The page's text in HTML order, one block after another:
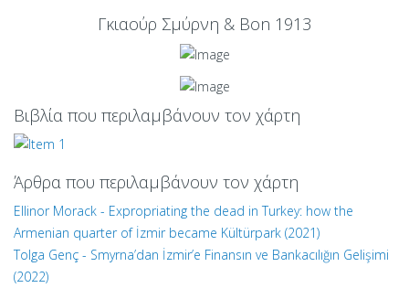
Γκιαούρ Σμύρνη & Bon 1913
Βιβλία που περιλαμβάνουν τον χάρτη
Άρθρα που περιλαμβάνουν τον χάρτη
Ellinor Morack - Expropriating the dead in Turkey: how the
Armenian quarter of İzmir became Kültürpark (2021)
Tolga Genç - Smyrna’dan İzmir’e Finansın ve Bankacılığın Gelişimi
(2022)